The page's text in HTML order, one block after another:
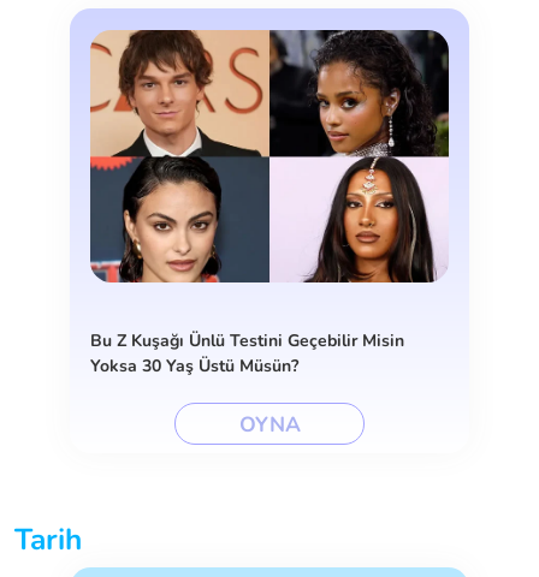
Bu Z Kuşağı Ünlü Testini Geçebilir Misin
Yoksa 30 Yaş Üstü Müsün?
OYNA
Tarih